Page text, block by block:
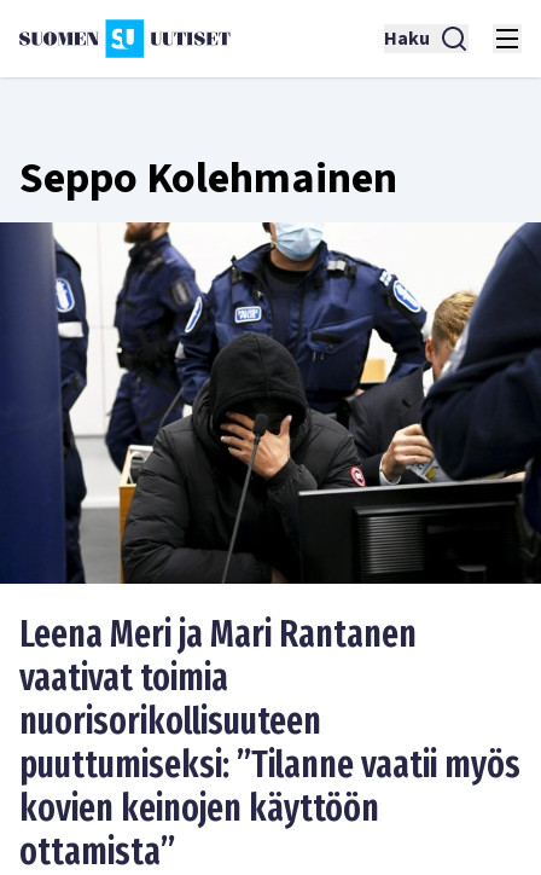
Haku
Seppo Kolehmainen
Leena Meri ja Mari Rantanen
vaativat toimia
nuorisorikollisuuteen
puuttumiseksi: ”Tilanne vaatii myös
kovien keinojen käyttöön
ottamista”